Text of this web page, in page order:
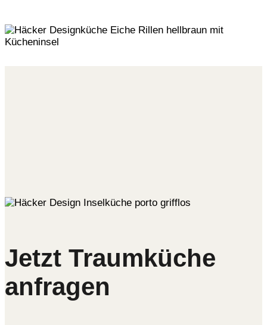
Jetzt Traumküche
anfragen